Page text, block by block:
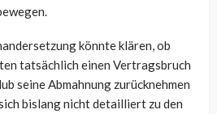
könnte klären, ob
tatsächlich einen Vertragsbruch
seine Abmahnung zurücknehmen
bislang nicht detailliert zu den